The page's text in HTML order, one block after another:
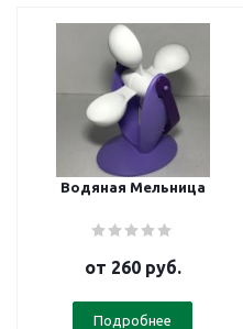
Водяная Мельница
от 260 руб.
Подробнее